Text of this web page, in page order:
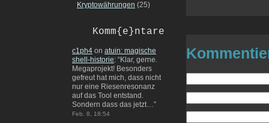
Kryptowährungen (25)
Komm{e}ntare
c1ph4 on atuin: magische
shell-historie: “Klar, gerne.
Megaprojekt! Besonders
gefreut hat mich, dass nicht
nur eine Riesenresonanz
auf das Tool entstand.
Sondern dass das jetzt…”
Feb. 8, 18:54